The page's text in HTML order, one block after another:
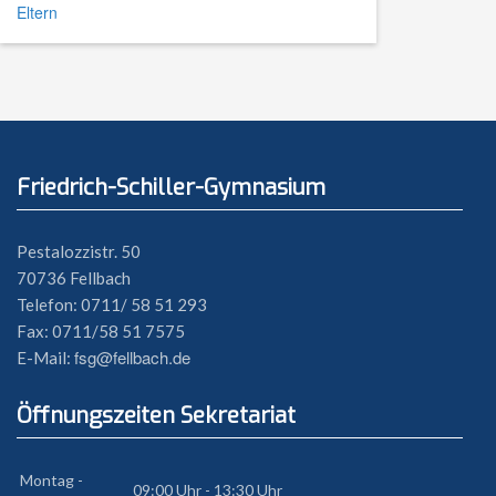
Eltern
Friedrich-Schiller-Gymnasium
Pestalozzistr. 50
70736 Fellbach
Telefon: 0711/ 58 51 293
Fax: 0711/58 51 7575
E-Mail: fsg@fellbach.de
Öffnungszeiten Sekretariat
Montag -
09:00 Uhr - 13:30 Uhr